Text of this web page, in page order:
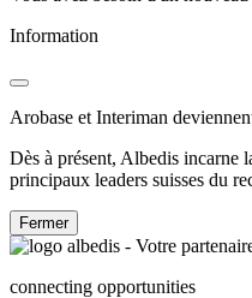
Information
Arobase et Interiman
Dès à présent, Albedis incarne
principaux leaders suisses du
Fermer
connecting opportunities